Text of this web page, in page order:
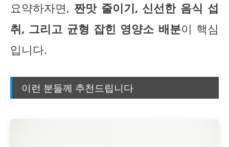
요약하자면, 짠맛 줄이기, 신선한 음식 섭
취, 그리고 균형 잡힌 영양소 배분이 핵심
입니다.
이런 분들께 추천드립니다